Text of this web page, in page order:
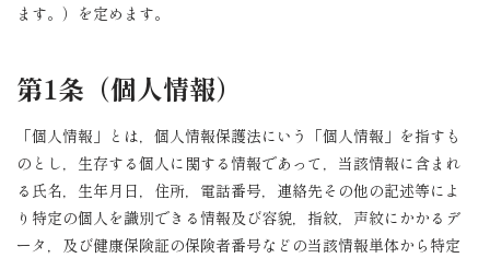
ます。）を定めます。
第1条（個人情報）
「個人情報」とは，個人情報保護法にいう「個人情報」を指すも
のとし，生存する個人に関する情報であって，当該情報に含まれ
る氏名，生年月日，住所，電話番号，連絡先その他の記述等によ
り特定の個人を識別できる情報及び容貌，指紋，声紋にかかるデ
ータ，及び健康保険証の保険者番号などの当該情報単体から特定